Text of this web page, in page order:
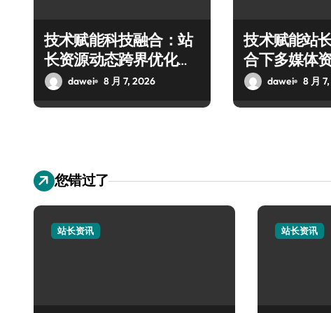
技术赋能科技融合：站
长资源动态跨界优化配
置新探
dawei 8 月 7, 2026
技术赋能站
合下多媒体
技实战攻略
dawei 8 月
您错过了
站长资讯 站长资讯